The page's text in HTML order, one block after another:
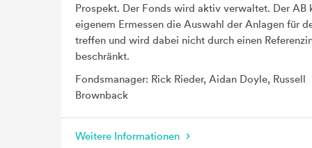
Prospekt. Der Fonds wird aktiv verwaltet. Der AB
eigenem Ermessen die Auswahl der Anlagen für
treffen und wird dabei nicht durch einen
beschränkt.
Fondsmanager: Rick Rieder, Aidan Doyle, Russell
Brownback
Weitere Informationen